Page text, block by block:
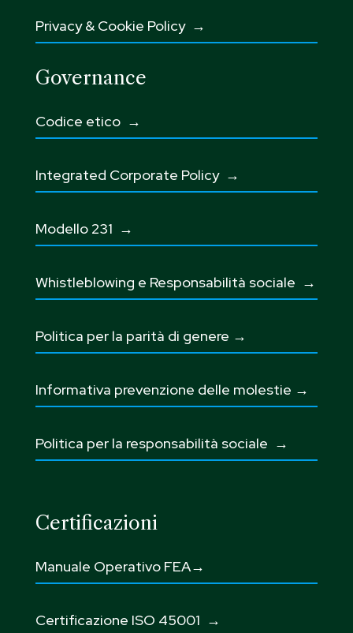
Privacy & Cookie Policy →
Governance
Codice etico →
Integrated Corporate Policy →
Modello 231 →
Whistleblowing e Responsabilità sociale →
Politica per la parità di genere →
Informativa prevenzione delle molestie →
Politica per la responsabilità sociale →
Certificazioni
Manuale Operativo FEA→
Certificazione ISO 45001 →